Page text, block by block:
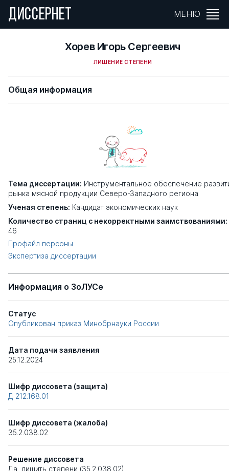
ДИССЕРНЕТ МЕНЮ
Хорев Игорь Сергеевич
ЛИШЕНИЕ СТЕПЕНИ
Общая информация
Тема диссертации: Инструментальное обеспечение
рынка мясной продукции Северо-Западного региона
Ученая степень: Кандидат экономических наук
Количество страниц с некорректными заимствованиями:
46
Профайл персоны
Экспертиза диссертации
Информация о ЗоЛУСе
Статус
Опубликован приказ Минобрнауки России
Дата подачи заявления
25.12.2024
Шифр диссовета (защита)
Д 212.168.01
Шифр диссовета (жалоба)
35.2.038.02
Решение диссовета
Да, лишить степени (35.2.038.02)